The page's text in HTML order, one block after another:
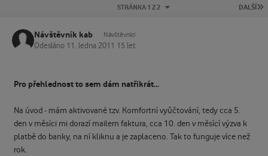
DALŠÍ
STRÁNKA 1 Z 2
Návštěvník kab Návštěvníci
Odesláno 11. ledna 2011 15 let
Pro přehlednost to sem dám natřikrát...
Na úvod - mám aktivované tzv. Komfortní vyůčtování, tedy cca 5.
den v měsíci mi dorazí mailem faktura, cca 10. den v měsící výzva k
platbě do banky, na ní kliknu a je zaplaceno. Tak to funguje více než
rok.